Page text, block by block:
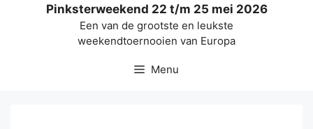
Pinksterweekend 22 t/m 25 mei 2026
Een van de grootste en leukste
weekendtoernooien van Europa
Menu